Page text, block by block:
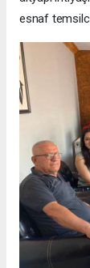
esnaf